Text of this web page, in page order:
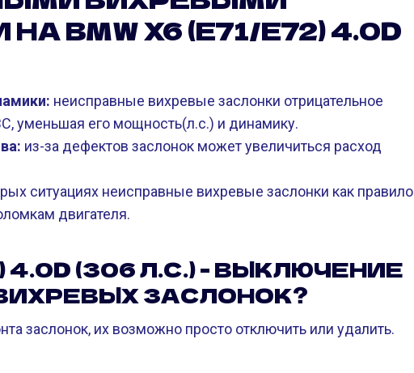
BMW X6 (E71/E72) 4.0D
неисправные вихревые заслонки отрицательное
уменьшая его мощность(л.с.) и динамику.
из-за дефектов заслонок может увеличиться расход
ситуациях неисправные вихревые заслонки как правило
двигателя.
4.0D (306 Л.С.) - ВЫКЛЮЧЕНИЕ
ЗАСЛОНОК?
заслонок, их возможно просто отключить или удалить.